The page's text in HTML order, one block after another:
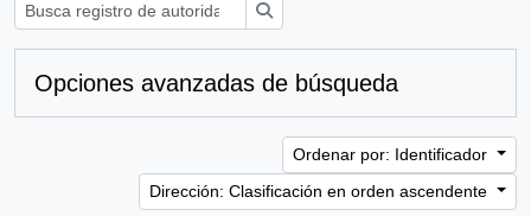
Opciones avanzadas de búsqueda
Ordenar por: Identificador
Dirección: Clasificación en orden ascendente